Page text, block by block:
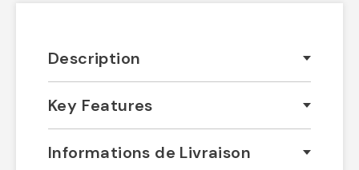
Description
Key Features
Informations de Livraison